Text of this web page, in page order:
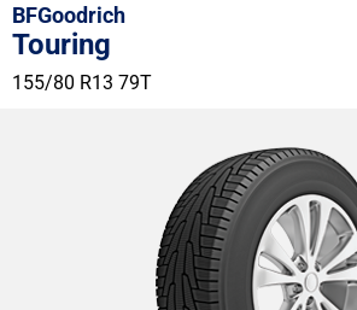
BFGoodrich
Touring
155/80 R13 79T